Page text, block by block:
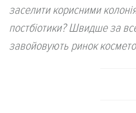
заселити корисними
постбіотики? Швидше за
завойовують ринок